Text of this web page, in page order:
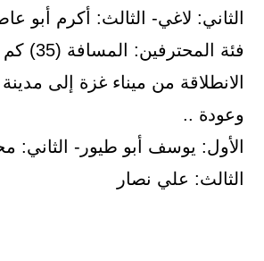
الثاني: لاغي- الثالث: أكرم أبو
فئة
الانطلاقة من ميناء غزة إلى مدينة
وعودة ..
الأول: يوسف أبو طيور- الثاني:
الثالث: علي نصار